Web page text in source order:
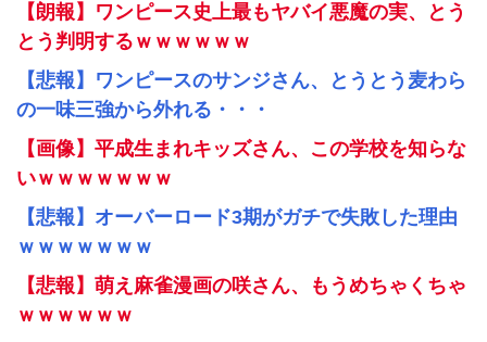
【朗報】ワンピース史上最もヤバイ悪魔の実、とう
とう判明するｗｗｗｗｗｗ
【悲報】ワンピースのサンジさん、とうとう麦わら
の一味三強から外れる・・・
【画像】平成生まれキッズさん、この学校を知らな
いｗｗｗｗｗｗｗ
【悲報】オーバーロード3期がガチで失敗した理由
ｗｗｗｗｗｗｗ
【悲報】萌え麻雀漫画の咲さん、もうめちゃくちゃ
ｗｗｗｗｗｗ